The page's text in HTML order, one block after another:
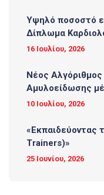
Υψηλό ποσοστό
Δίπλωμα
16 Ιουλίου, 2026
Νέος Αλγόριθμος
Αμυλοείδωσης
10 Ιουλίου, 2026
«Εκπαιδεύοντας
Trainers)»
25 Ιουνίου, 2026